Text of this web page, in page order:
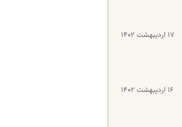
۱۷ اردیبهشت ۱۴۰۲
۱۶ اردیبهشت ۱۴۰۲